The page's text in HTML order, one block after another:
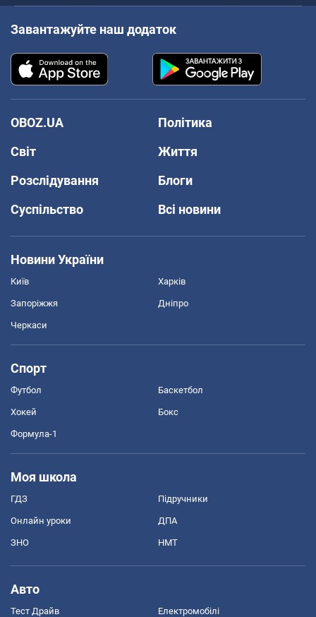
Завантажуйте наш додаток
OBOZ.UA
Політика
Світ
Життя
Розслідування
Блоги
Суспільство
Всі новини
Новини України
Київ Харків
Запоріжжя Дніпро
Черкаси
Спорт
Футбол Баскетбол
Хокей Бокс
Формула-1
Моя школа
ГДЗ Підручники
Онлайн уроки ДПА
ЗНО НМТ
Авто
Тест Драйв Електромобілі